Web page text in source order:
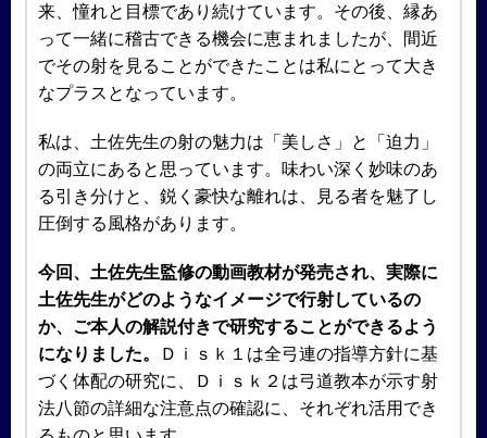
来、憧れと目標であり続けています。その後、縁あ
って一緒に稽古できる機会に恵まれましたが、間近
でその射を見ることができたことは私にとって大き
なプラスとなっています。
私は、土佐先生の射の魅力は「美しさ」と「迫力」
の両立にあると思っています。味わい深く妙味のあ
る引き分けと、鋭く豪快な離れは、見る者を魅了し
圧倒する風格があります。
今回、土佐先生監修の動画教材が発売され、実際に
土佐先生がどのようなイメージで行射しているの
か、ご本人の解説付きで研究することができるよう
になりました。
Ｄｉｓｋ１は全弓連の指導方針に基
づく体配の研究に、Ｄｉｓｋ２は弓道教本が示す射
法八節の詳細な注意点の確認に、それぞれ活用でき